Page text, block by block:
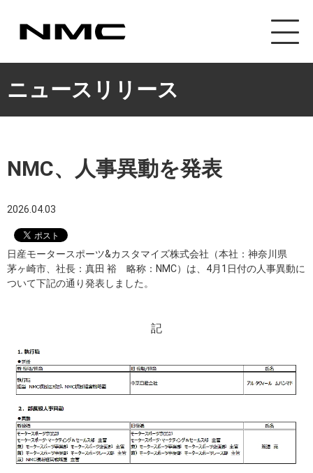
ニュースリリース
NMC、人事異動を発表
2026.04.03
日産モータースポーツ&カスタマイズ株式会社（本社：神奈川県
茅ヶ崎市、社長：真田 裕 略称：NMC）は、4月1日付の人事異動に
ついて下記の通り発表しました。
記